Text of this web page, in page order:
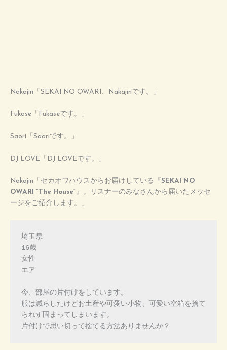
Nakajin「SEKAI NO OWARI、Nakajinです。」
Fukase「Fukaseです。」
Saori「Saoriです。」
DJ LOVE「DJ LOVEです。」
Nakajin「セカオワハウスからお届けしている『 SEKAI NO
OWARI “The House” 』。リスナーのみなさんから届いたメッセ
ージをご紹介します。」
埼玉県
16歳
女性
エア
今、部屋の片付けをしています。
服は減らしたけどお土産や可愛い小物、可愛い空箱を捨て
られず固まってしまいます。
片付けで思い切って捨てる方法ありませんか？